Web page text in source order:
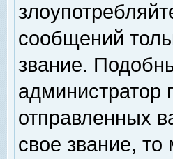
сообщений
звание.
администратор
отправленных
свое звание,